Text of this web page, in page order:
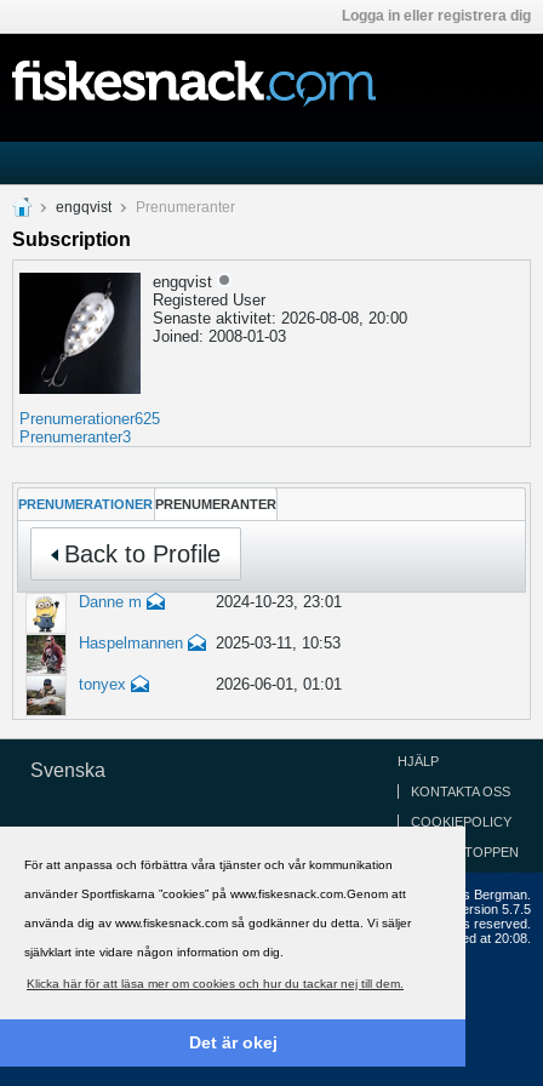
För att anpassa och förbättra våra tjänster och vår kommunikation
använder Sportfiskarna ”cookies” på www.fiskesnack.com.Genom att
använda dig av www.fiskesnack.com så godkänner du detta. Vi säljer
självklart inte vidare någon information om dig.
Klicka här för att läsa mer om cookies och hur du tackar nej till dem.
Det är okej
Logga in eller registrera dig
engqvist Prenumeranter
Subscription
engqvist
Registered User
Senaste aktivitet: 2026-08-08, 20:00
Joined: 2008-01-03
Prenumerationer625
Prenumeranter3
PRENUMERATIONER PRENUMERANTER
Back to Profile
Danne m 2024-10-23, 23:01
Haspelmannen 2025-03-11, 10:53
tonyex 2026-06-01, 01:01
Svenska HJÄLP
KONTAKTA OSS
COOKIEPOLICY
GÅ TILL TOPPEN
Copyright ©2002 - 2021, FiskeSnack.com. Grundad 2002 av Anders Bergman.
Version 5.7.5
Copyright © 2026 MH Sub I, LLC dba vBulletin. All rights reserved.
All times are GMT+1. This page was generated at 20:08.